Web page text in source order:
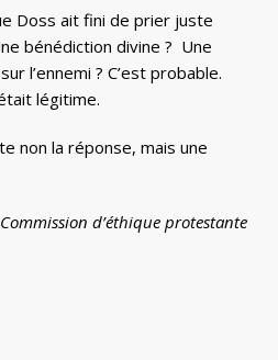
Doss ait fini de prier juste
bénédiction divine ? Une
l’ennemi ? C’est probable.
légitime.
non la réponse, mais une
d’éthique protestante